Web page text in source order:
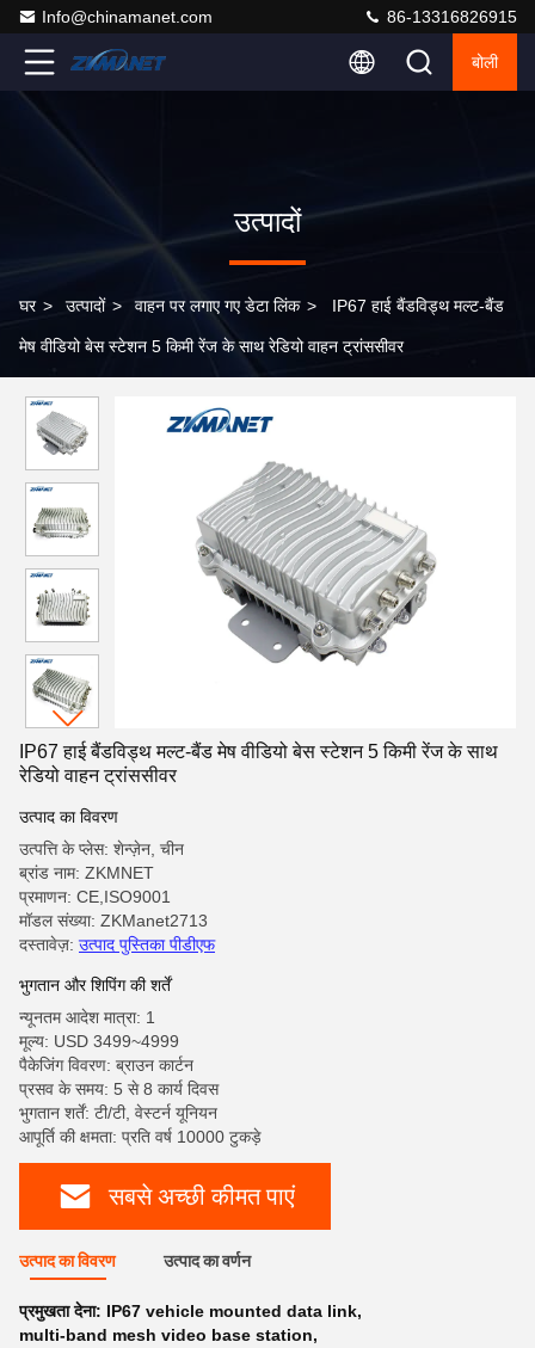
Info@chinamanet.com 86-13316826915
बोली
उत्पादों
घर > उत्पादों > वाहन पर लगाए गए डेटा लिंक > IP67 हाई बैंडविड्थ मल्ट-बैंड
मेष वीडियो बेस स्टेशन 5 किमी रेंज के साथ रेडियो वाहन ट्रांससीवर
IP67 हाई बैंडविड्थ मल्ट-बैंड मेष वीडियो बेस स्टेशन 5 किमी रेंज के साथ
रेडियो वाहन ट्रांससीवर
उत्पाद का विवरण
उत्पत्ति के प्लेस: शेन्ज़ेन, चीन
ब्रांड नाम: ZKMNET
प्रमाणन: CE,ISO9001
मॉडल संख्या: ZKManet2713
दस्तावेज़: उत्पाद पुस्तिका पीडीएफ
भुगतान और शिपिंग की शर्तें
न्यूनतम आदेश मात्रा: 1
मूल्य: USD 3499~4999
पैकेजिंग विवरण: ब्राउन कार्टन
प्रसव के समय: 5 से 8 कार्य दिवस
भुगतान शर्तें: टी/टी, वेस्टर्न यूनियन
आपूर्ति की क्षमता: प्रति वर्ष 10000 टुकड़े
सबसे अच्छी कीमत पाएं
उत्पाद का विवरण उत्पाद का वर्णन
प्रमुखता देना: IP67 vehicle mounted data link,
multi-band mesh video base station,